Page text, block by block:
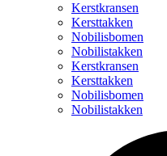
Kerstkransen
Kersttakken
Nobilisbomen
Nobilistakken
Kerstkransen
Kersttakken
Nobilisbomen
Nobilistakken